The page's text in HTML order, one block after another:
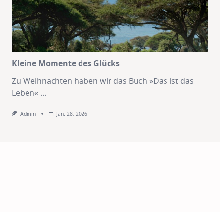
Kleine Momente des Glücks
Zu Weihnachten haben wir das Buch »Das ist das
Leben« ...
Admin Jan. 28, 2026